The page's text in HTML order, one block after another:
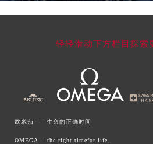
轻轻滑动下方栏目探索
欧米茄——生命的正确时间
OMEGA -- the right timefor life.